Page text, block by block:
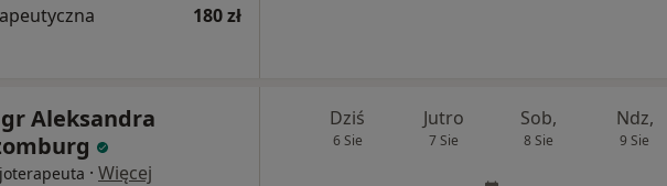
180 zł
Aleksandra
· Więcej
Dziś
6 Sie
Jutro
7 Sie
Sob,
8 Sie
Ndz,
9 Sie